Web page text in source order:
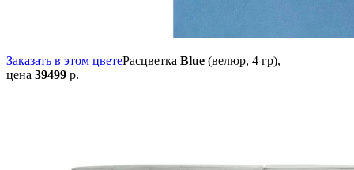
Заказать в этом цветеРасцветка Blue (велюр, 4 гр),
цена 39499 р.